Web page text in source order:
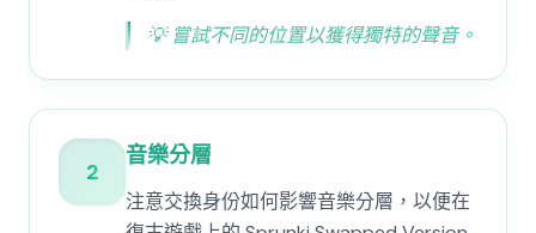
💡 嘗試不同的位置以獲得獨特的聲音。
2
音樂分層
注意交換身份如何影響音樂分層，以便在